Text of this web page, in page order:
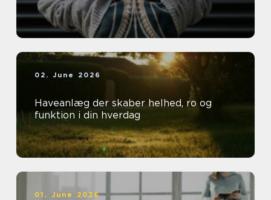
02. June 2026
Haveanlæg der skaber helhed, ro og
funktion i din hverdag
01. June 2026